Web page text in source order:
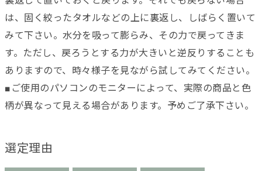
は、固く絞ったタオルなどの上に裏返し、しばらく置いて
みて下さい。水分を吸って膨らみ、その力で戻ってきま
す。ただし、戻ろうとする力が大きいと逆反りすることも
ありますので、時々様子を見ながら試してみてください。
■ご使用のパソコンのモニターによって、実際の商品と色
柄が異なって見える場合があります。予めご了承下さい。
選定理由